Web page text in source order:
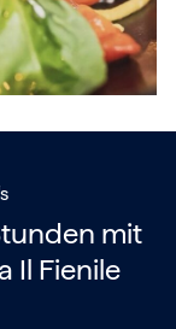
mit
Il Fienile